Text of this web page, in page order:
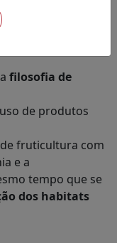
com uma
assim a
filosofia de
de produtos
fruticultura com
e a
tempo que se
dos habitats